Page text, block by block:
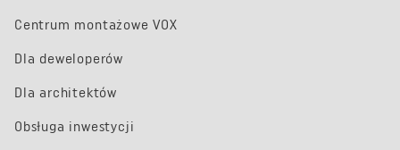
Centrum montażowe VOX
Dla deweloperów
Dla architektów
Obsługa inwestycji